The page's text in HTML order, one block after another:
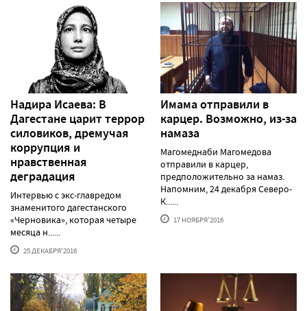
Надира Исаева: В
Дагестане царит террор
силовиков, дремучая
коррупция и
нравственная
деградация
Интервью с экс-главредом
знаменитого дагестанского
«Черновика», которая четыре
месяца н......
25 ДЕКАБРЯ'2016
Имама отправили в
карцер. Возможно, из-за
намаза
Магомеднаби Магомедова
отправили в карцер,
предположительно за намаз.
Напомним, 24 декабря Северо-
К......
17 НОЯБРЯ'2016